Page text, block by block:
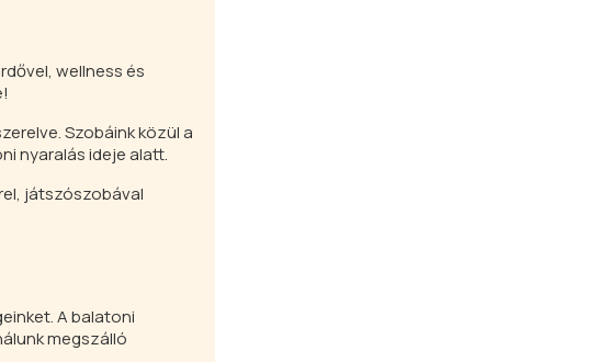
wellness és
Szobáink közül a
nyaralás ideje alatt.
játszószobával
A balatoni
megszálló